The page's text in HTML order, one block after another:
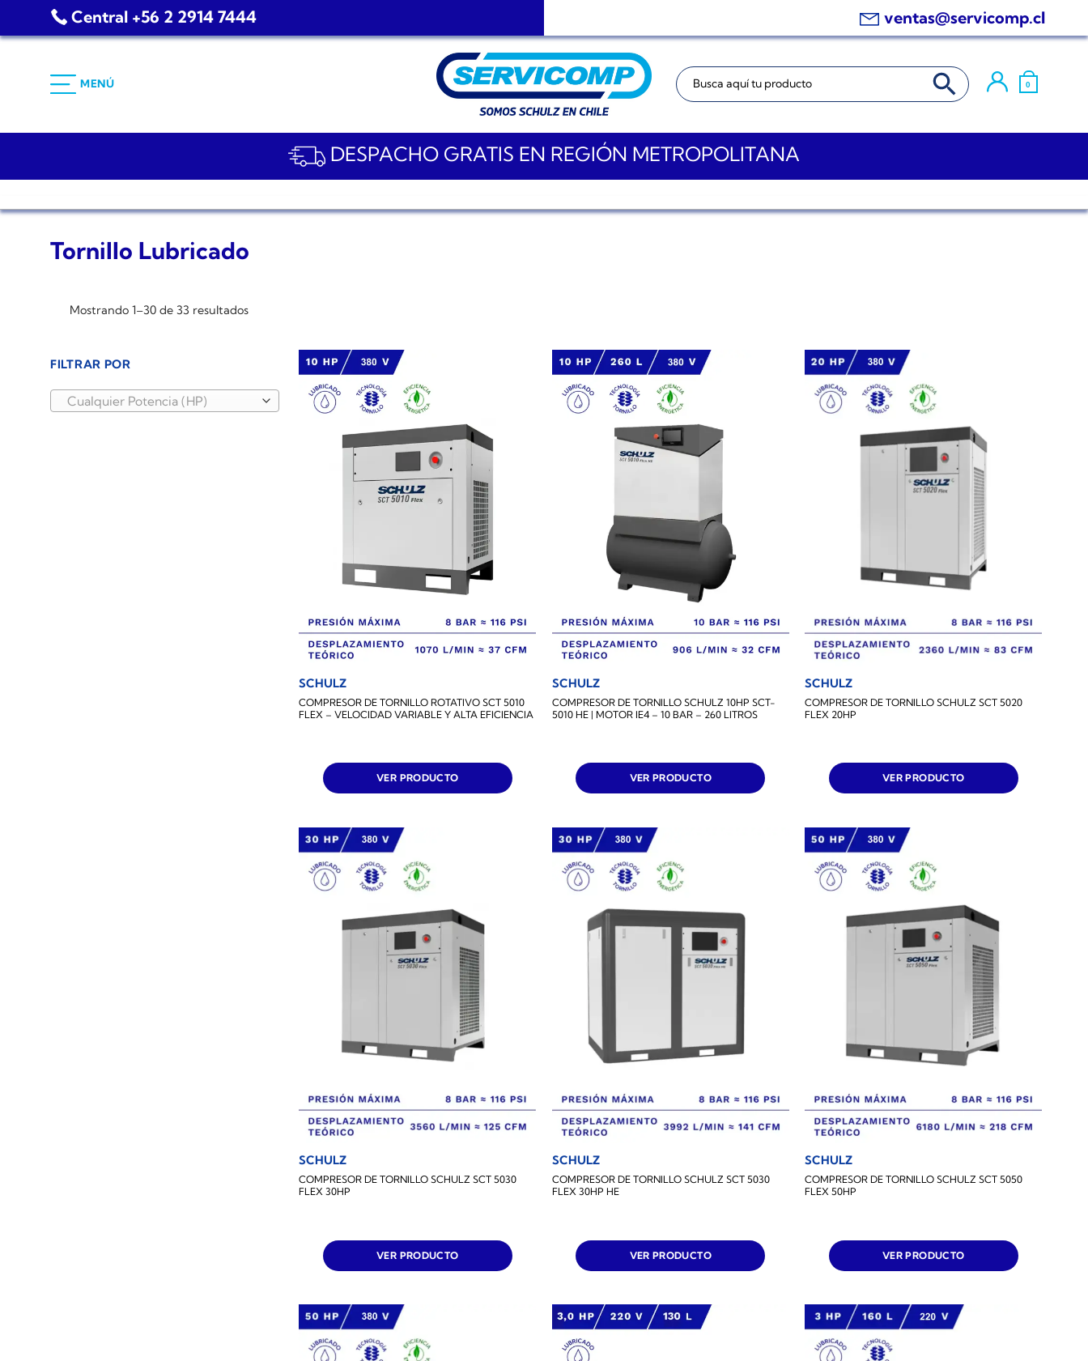
Central +56 2 2914 7444 ventas@servicomp.cl
MENÚ
Buscar: BOTÓN DE BÚSQUEDA
0
DESPACHO GRATIS EN REGIÓN METROPOLITANA
Tornillo Lubricado
Mostrando 1–30 de 33 resultados
FILTRAR POR
Cualquier Potencia (HP)
SCHULZ
COMPRESOR DE TORNILLO ROTATIVO SCT 5010
FLEX – VELOCIDAD VARIABLE Y ALTA EFICIENCIA
VER PRODUCTO
SCHULZ
COMPRESOR DE TORNILLO SCHULZ 10HP SCT-
5010 HE | MOTOR IE4 – 10 BAR – 260 LITROS
VER PRODUCTO
SCHULZ
COMPRESOR DE TORNILLO SCHULZ SCT 5020
FLEX 20HP
VER PRODUCTO
SCHULZ
COMPRESOR DE TORNILLO SCHULZ SCT 5030
FLEX 30HP
VER PRODUCTO
SCHULZ
COMPRESOR DE TORNILLO SCHULZ SCT 5030
FLEX 30HP HE
VER PRODUCTO
SCHULZ
COMPRESOR DE TORNILLO SCHULZ SCT 5050
FLEX 50HP
VER PRODUCTO